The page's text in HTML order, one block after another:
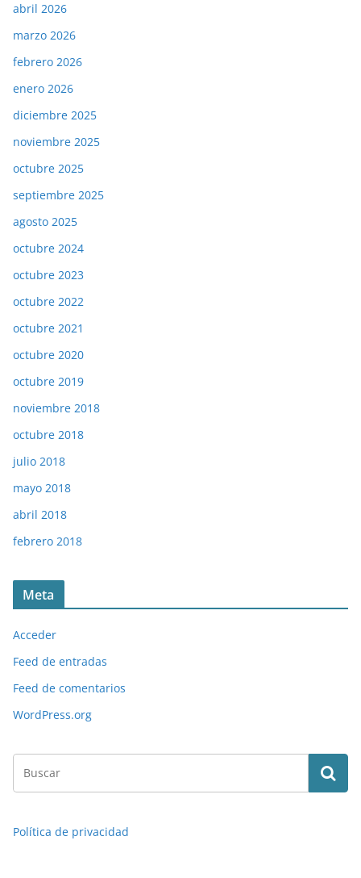
abril 2026
marzo 2026
febrero 2026
enero 2026
diciembre 2025
noviembre 2025
octubre 2025
septiembre 2025
agosto 2025
octubre 2024
octubre 2023
octubre 2022
octubre 2021
octubre 2020
octubre 2019
noviembre 2018
octubre 2018
julio 2018
mayo 2018
abril 2018
febrero 2018
Meta
Acceder
Feed de entradas
Feed de comentarios
WordPress.org
Política de privacidad